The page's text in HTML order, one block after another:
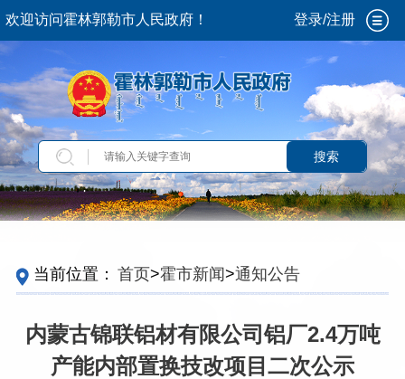
欢迎访问霍林郭勒市人民政府！ 登录/注册
搜索
当前位置： 首页>霍市新闻>通知公告
内蒙古锦联铝材有限公司铝厂2.4万吨
产能内部置换技改项目二次公示